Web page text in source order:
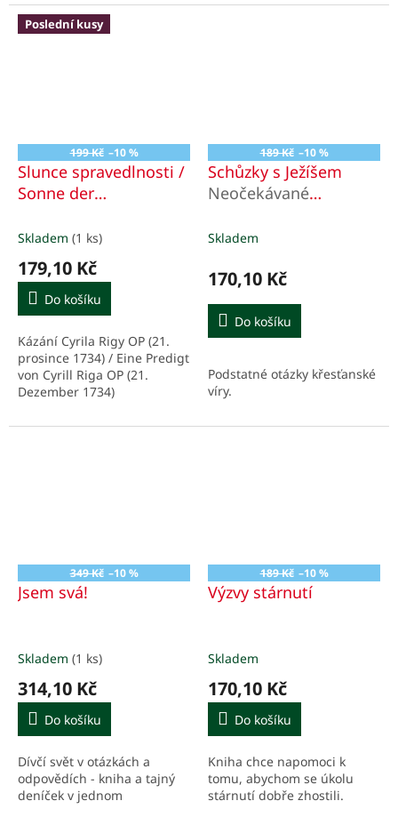
soustředí na sedm výroků,
které podle evangelií
pronesl...
Poslední kusy
199 Kč –10 %
Slunce spravedlnosti /
Sonne der
Skladem (1 ks)
179,10 Kč
Do košíku
Kázání Cyrila Rigy OP (21.
prosince 1734) / Eine Predigt
von Cyrill Riga OP (21.
Dezember 1734)
189 Kč –10 %
Schůzky s Ježíšem
Neočekávané
otázky života
Skladem
170,10 Kč
Do košíku
Podstatné otázky křesťanské
víry.
349 Kč –10 %
Jsem svá!
Skladem (1 ks)
314,10 Kč
Do košíku
Dívčí svět v otázkách a
odpovědích - kniha a tajný
deníček v jednom
189 Kč –10 %
Výzvy stárnutí
Skladem
170,10 Kč
Do košíku
Kniha chce napomoci k
tomu, abychom se úkolu
stárnutí dobře zhostili.